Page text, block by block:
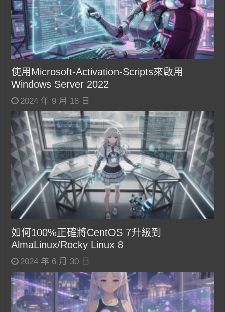
使用Microsoft-Activation-Scripts來啟用
Windows Server 2022
2024 年 9 月 18 日
如何100%正確將CentOS 7升級到
AlmaLinux/Rocky Linux 8
2024 年 6 月 30 日